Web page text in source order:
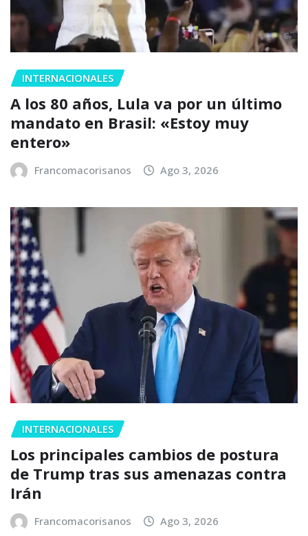
INTERNACIONALES
A los 80 años, Lula va por un último
mandato en Brasil: «Estoy muy
entero»
Francomacorisanos Ago 3, 2026
INTERNACIONALES
Los principales cambios de postura
de Trump tras sus amenazas contra
Irán
Francomacorisanos Ago 3, 2026